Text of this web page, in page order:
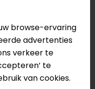
en softshell voor
browse-ervaring
advertenties
verkeer te
te
van cookies.